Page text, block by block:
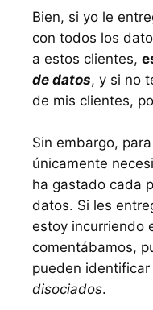
Bien, si yo le
con todos los
a estos clientes,
de datos, y si no
de mis clientes,
Sin embargo,
únicamente
ha gastado cada
datos. Si les
estoy incurriendo
comentábamos,
pueden
disociados.